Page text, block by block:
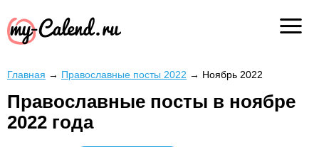
Главная → Православные посты 2022 → Ноябрь 2022
Православные посты в ноябре
2022 года